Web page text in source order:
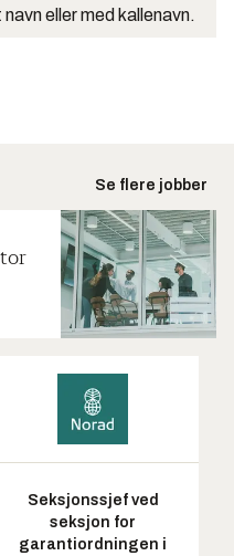
eller med kallenavn.
Se flere jobber
Seksjonssjef ved
seksjon for
garantiordningen i